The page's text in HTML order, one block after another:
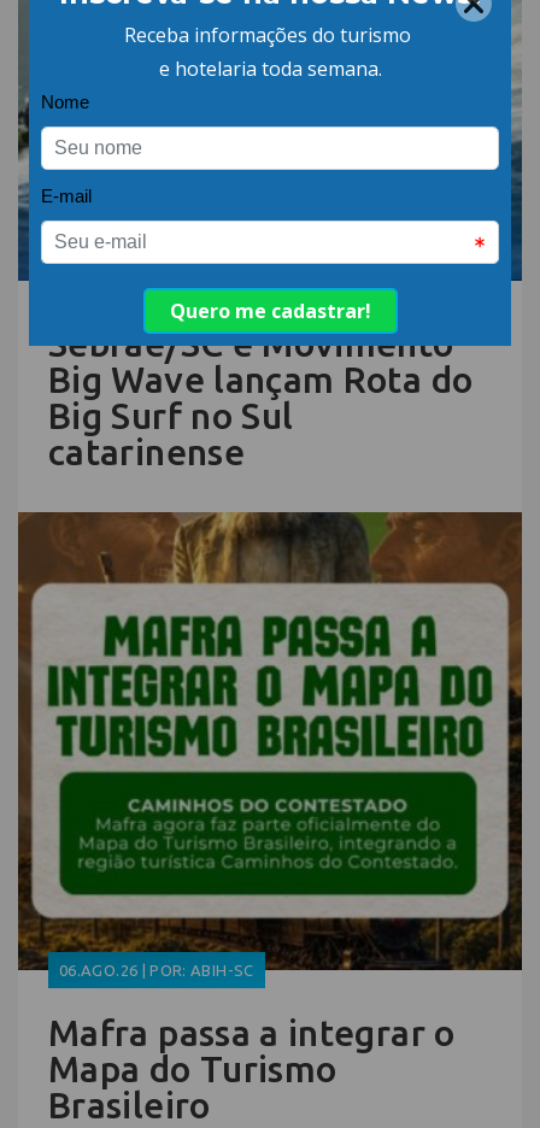
Sebrae/SC e Movimento
Big Wave lançam Rota do
Big Surf no Sul
catarinense
06.AGO.26 | POR: ABIH-SC
Mafra passa a integrar o
Mapa do Turismo
Brasileiro